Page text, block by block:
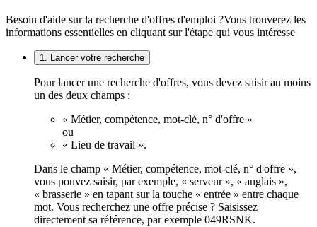
Besoin d'aide sur la recherche d'offres d'emploi ?Vous trouverez les
informations essentielles en cliquant sur l'étape qui vous intéresse
1. Lancer votre recherche
Pour lancer une recherche d'offres, vous devez saisir au moins
un des deux champs :
« Métier, compétence, mot-clé, n° d'offre »
ou
« Lieu de travail ».
Dans le champ « Métier, compétence, mot-clé, n° d'offre »,
vous pouvez saisir, par exemple, « serveur », « anglais »,
« brasserie » en tapant sur la touche « entrée » entre chaque
mot. Vous recherchez une offre précise ? Saisissez
directement sa référence, par exemple 049RSNK.